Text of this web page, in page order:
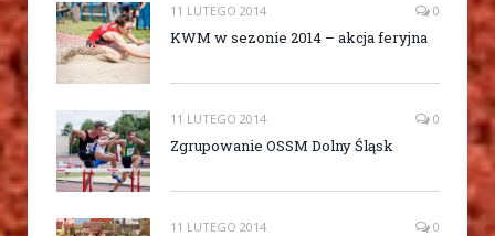
11 LUTEGO 2014 0
KWM w sezonie 2014 – akcja feryjna
11 LUTEGO 2014 0
Zgrupowanie OSSM Dolny Śląsk
11 LUTEGO 2014 0